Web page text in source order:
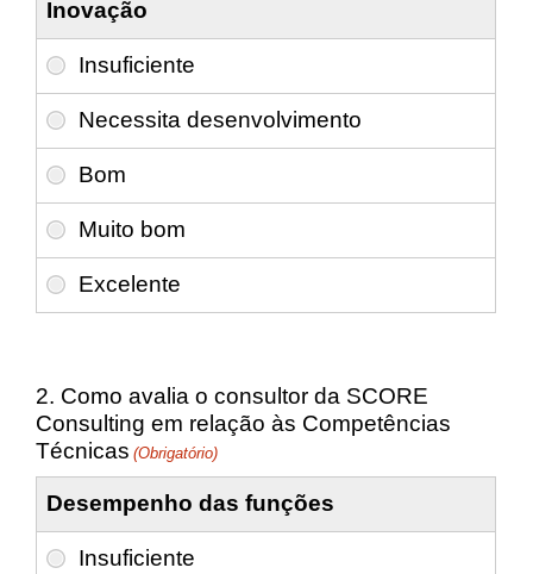
Inovação
2. Como avalia o consultor da SCORE
Consulting em relação às Competências
Técnicas (Obrigatório)
Desempenho das funções